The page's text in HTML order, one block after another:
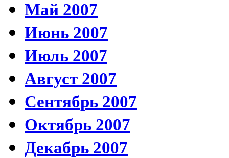
Май 2007
Июнь 2007
Июль 2007
Август 2007
Сентябрь 2007
Октябрь 2007
Декабрь 2007